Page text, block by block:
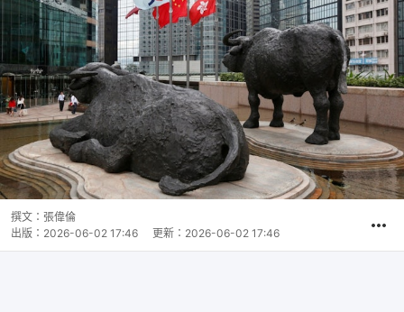
撰文： 張偉倫
出版： 2026-06-02 17:46 更新： 2026-06-02 17:46